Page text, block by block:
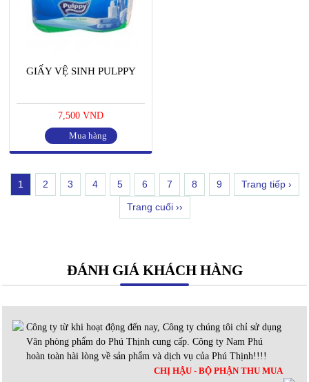
GIẤY VỆ SINH PULPPY
7,500 VND
Mua hàng
1 2 3 4 5 6 7 8 9 Trang tiếp ›
Trang cuối ››
ĐÁNH GIÁ KHÁCH HÀNG
Công ty từ khi hoạt động đến nay, Công ty chúng tôi chỉ sử dụng
Văn phòng phẩm do Phú Thịnh cung cấp. Công ty Nam Phú
hoàn toàn hài lòng về sản phẩm và dịch vụ của Phú Thịnh!!!!
CHỊ HẬU - BỘ PHẬN THU MUA